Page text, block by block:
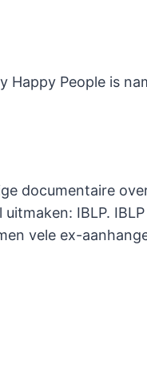
Happy People is
documentaire
IBLP.
vele ex-